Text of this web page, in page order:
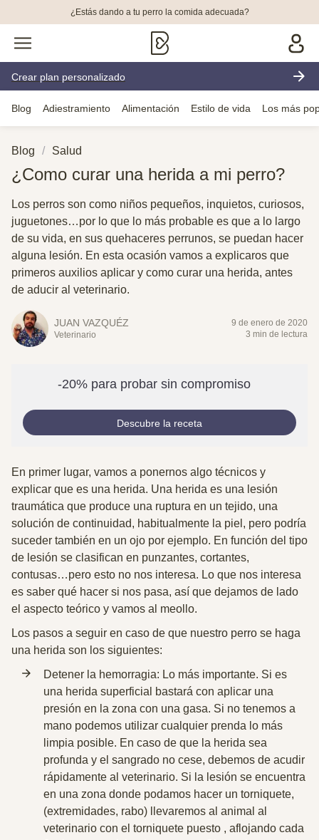
¿Estás dando a tu perro la comida adecuada?
Crear plan personalizado
Blog Adiestramiento Alimentación Estilo de vida Los más
Blog Salud
¿Como curar una herida a mi perro?
Los perros son como niños pequeños, inquietos, curiosos,
juguetones…por lo que lo más probable es que a lo largo
de su vida, en sus quehaceres perrunos, se puedan hacer
alguna lesión. En esta ocasión vamos a explicaros que
primeros auxilios aplicar y como curar una herida, antes
de aducir al veterinario.
JUAN VAZQUÉZ
Veterinario
9 de enero de 2020
3 min de lectura
-20% para probar sin compromiso
Descubre la receta
En primer lugar, vamos a ponernos algo técnicos y
explicar que es una herida. Una herida es una lesión
traumática que produce una ruptura en un tejido, una
solución de continuidad, habitualmente la piel, pero podría
suceder también en un ojo por ejemplo. En función del tipo
de lesión se clasifican en punzantes, cortantes,
contusas…pero esto no nos interesa. Lo que nos interesa
es saber qué hacer si nos pasa, así que dejamos de lado
el aspecto teórico y vamos al meollo.
Los pasos a seguir en caso de que nuestro perro se haga
una herida son los siguientes:
Detener la hemorragia: Lo más importante. Si es
una herida superficial bastará con aplicar una
presión en la zona con una gasa. Si no tenemos a
mano podemos utilizar cualquier prenda lo más
limpia posible. En caso de que la herida sea
profunda y el sangrado no cese, debemos de acudir
rápidamente al veterinario. Si la lesión se encuentra
en una zona donde podamos hacer un torniquete,
(extremidades, rabo) llevaremos al animal al
veterinario con el torniquete puesto , aflojando cada